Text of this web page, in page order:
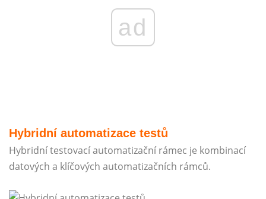
ad
Hybridní automatizace testů
Hybridní testovací automatizační rámec je kombinací
datových a klíčových automatizačních rámců.